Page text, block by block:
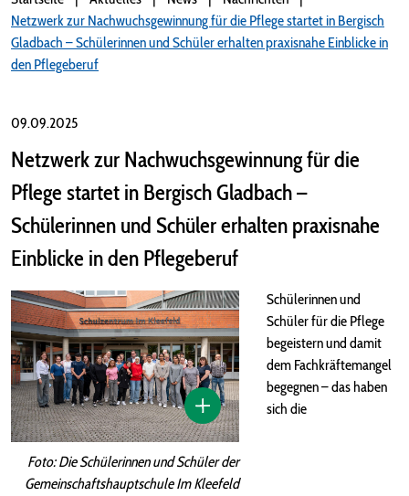
Netzwerk zur Nachwuchsgewinnung für die Pflege startet in Bergisch
Gladbach – Schülerinnen und Schüler erhalten praxisnahe Einblicke in
den Pflegeberuf
09.09.2025
Netzwerk zur Nachwuchsgewinnung für die
Pflege startet in Bergisch Gladbach –
Schülerinnen und Schüler erhalten praxisnahe
Einblicke in den Pflegeberuf
Foto: Die Schülerinnen und Schüler der
Gemeinschaftshauptschule Im Kleefeld
Schülerinnen und
Schüler für die Pflege
begeistern und damit
dem Fachkräftemangel
begegnen – das haben
sich die